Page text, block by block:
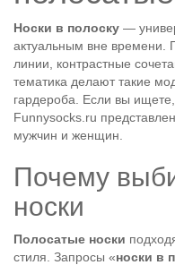
Носки в полоску —
актуальным вне времени.
линии, контрастные
тематика делают такие
гардероба. Если вы ищете,
Funnysocks.ru
мужчин и женщин.
Почему
носки
Полосатые носки
стиля. Запросы «носки в